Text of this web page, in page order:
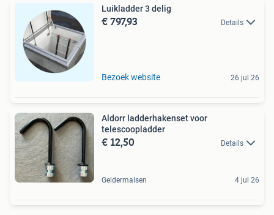
Luikladder 3 delig
€ 797,93 Details
Bezoek website 26 jul 26
Aldorr ladderhakenset voor
telescoopladder
€ 12,50 Details
Geldermalsen 4 jul 26